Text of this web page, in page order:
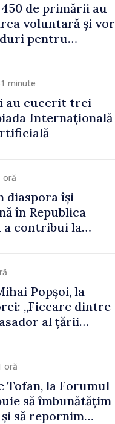
de primării au
voluntară și vor
pentru
să se
minute
au cucerit trei
Internațională
oră
diaspora își
în Republica
a contribui la
Popșoi, la
„Fiecare dintre
al țării
oră
Tofan, la Forumul
să îmbunătățim
să repornim